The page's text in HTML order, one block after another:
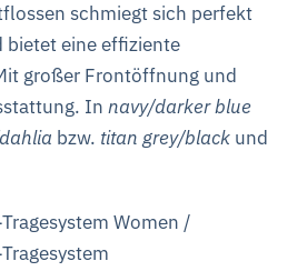
schmiegt sich perfekt
bietet eine effiziente
großer Frontöffnung und
In navy/darker blue
bzw. titan grey/black und
Women /